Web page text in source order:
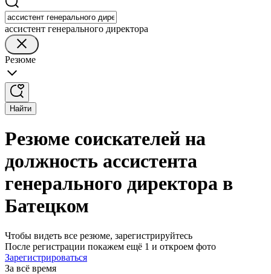
ассистент генерального директора
Резюме
Найти
Резюме соискателей на
должность ассистента
генерального директора в
Батецком
Чтобы видеть все резюме, зарегистрируйтесь
После регистрации покажем ещё 1 и откроем фото
Зарегистрироваться
За всё время